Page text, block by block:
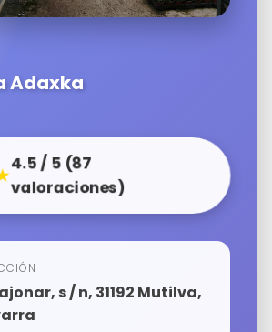
Adaxka
4.5 / 5 (87
valoraciones)
s / n, 31192 Mutilva,